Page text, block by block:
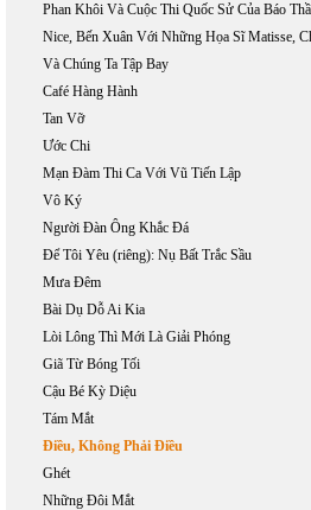
Phan Khôi Và Cuộc Thi Quốc Sử Của Báo
Nice, Bến Xuân Với Những Họa Sĩ Matisse,
Và Chúng Ta Tập Bay
Café Hàng Hành
Tan Vỡ
Ước Chi
Mạn Đàm Thi Ca Với Vũ Tiến Lập
Vô Ký
Người Đàn Ông Khắc Đá
Để Tôi Yêu (riêng): Nụ Bất Trắc Sầu
Mưa Đêm
Bài Dụ Dỗ Ai Kia
Lòi Lông Thì Mới Là Giải Phóng
Giã Từ Bóng Tối
Cậu Bé Kỳ Diệu
Tám Mắt
Điều, Không Phải Điều
Ghét
Những Đôi Mắt